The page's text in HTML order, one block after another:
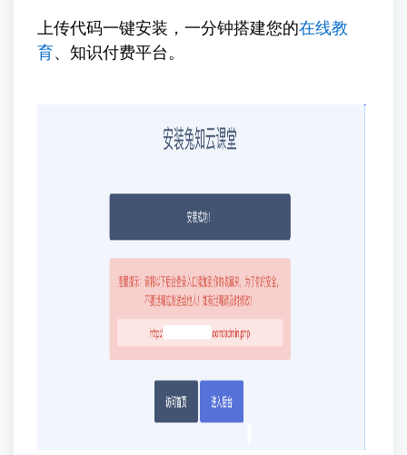
上传代码一键安装，一分钟搭建您的在线教
育、知识付费平台。